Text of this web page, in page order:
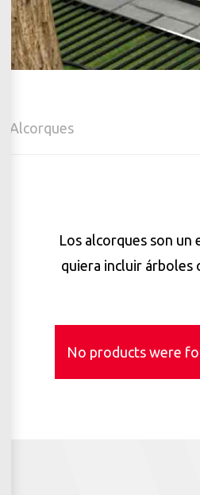
Alcorques
Los alcorques son un
quiera incluir árboles
No products were